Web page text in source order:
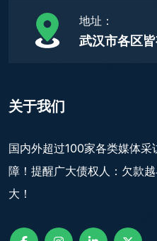
地址：
武汉市各区
关于我们
国内外超过100家各类媒体
障！提醒广大债权人：欠款
大！